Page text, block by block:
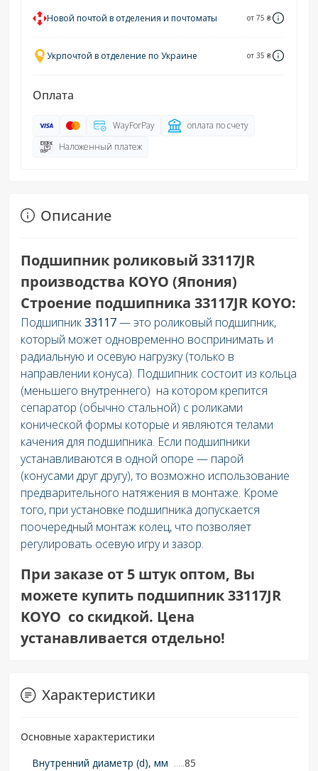
Новой почтой в отделения и почтоматы от 75 ₴
Укрпочтой в отделение по Украине от 35 ₴
Оплата
WayForPay
оплата по счету
Наложенный платеж
Описание
Подшипник роликовый 33117JR
производства KOYO (Япония)
Строение подшипника 33117JR KOYO:
Подшипник33117— это роликовый подшипник,
который может одновременно воспринимать и
радиальную и осевую нагрузку (только в
направлении конуса). Подшипник состоит из кольца
(меньшего внутреннего) на котором крепится
сепаратор (обычно стальной) с роликами
конической формы которые и являются телами
качения для подшипника. Если подшипники
устанавливаются в одной опоре — парой
(конусами друг другу), то возможно использование
предварительного натяжения в монтаже. Кроме
того, при установке подшипника допускается
поочередный монтаж колец, что позволяет
регулировать осевую игру и зазор.
При заказе от 5 штук оптом, Вы
можете купить подшипник 33117JR
KOYO со скидкой. Цена
устанавливается отдельно!
Характеристики
Основные характеристики
Внутренний диаметр (d), мм
85